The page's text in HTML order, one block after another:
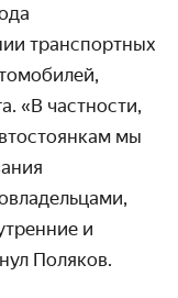
транспортных
«В частности,
мы
и
Поляков.